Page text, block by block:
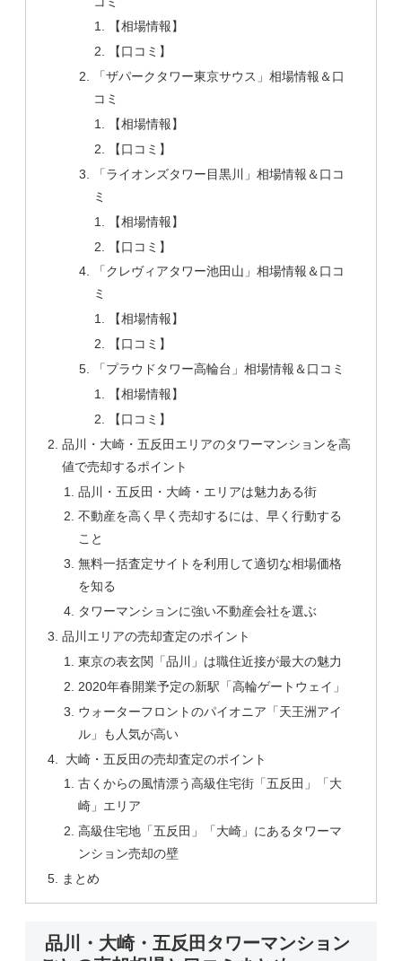
【相場情報】
【口コミ】
「ザパークタワー東京サウス」相場情報＆口
コミ
【相場情報】
【口コミ】
「ライオンズタワー目黒川」相場情報＆口コ
ミ
【相場情報】
【口コミ】
「クレヴィアタワー池田山」相場情報＆口コ
ミ
【相場情報】
【口コミ】
「プラウドタワー高輪台」相場情報＆口コミ
【相場情報】
【口コミ】
品川・大崎・五反田エリアのタワーマンションを高
値で売却するポイント
品川・五反田・大崎・エリアは魅力ある街
不動産を高く早く売却するには、早く行動する
こと
無料一括査定サイトを利用して適切な相場価格
を知る
タワーマンションに強い不動産会社を選ぶ
品川エリアの売却査定のポイント
東京の表玄関「品川」は職住近接が最大の魅力
2020年春開業予定の新駅「高輪ゲートウェイ」
ウォーターフロントのパイオニア「天王洲アイ
ル」も人気が高い
大崎・五反田の売却査定のポイント
古くからの風情漂う高級住宅街「五反田」「大
崎」エリア
高級住宅地「五反田」「大崎」にあるタワーマ
ンション売却の壁
まとめ
品川・大崎・五反田タワーマンション